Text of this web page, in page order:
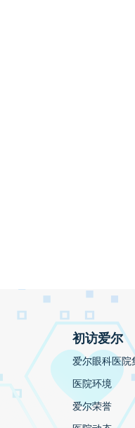
初访爱尔
爱尔眼科医院
医院环境
爱尔荣誉